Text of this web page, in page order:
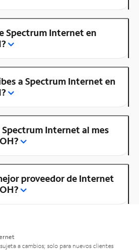
Spectrum Internet en
a Spectrum Internet en
Internet al mes
proveedor de Internet
a cambios; solo para nuevos clientes